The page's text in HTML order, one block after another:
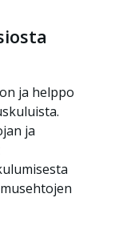
ja helppo
ja